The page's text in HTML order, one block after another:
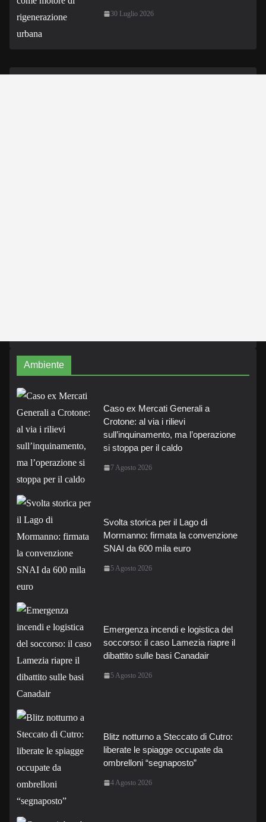
30 Luglio 2026
Ambiente
Caso ex Mercati Generali a
Crotone: al via i rilievi
sull’inquinamento, ma l’operazione
si stoppa per il caldo
7 Agosto 2026
Svolta storica per il Lago di
Mormanno: firmata la convenzione
SNAI da 600 mila euro
5 Agosto 2026
Emergenza incendi e logistica del
soccorso: il caso Lamezia riapre il
dibattito sulle basi Canadair
5 Agosto 2026
Blitz notturno a Steccato di Cutro:
liberate le spiagge occupate da
ombrelloni “segnaposto”
4 Agosto 2026